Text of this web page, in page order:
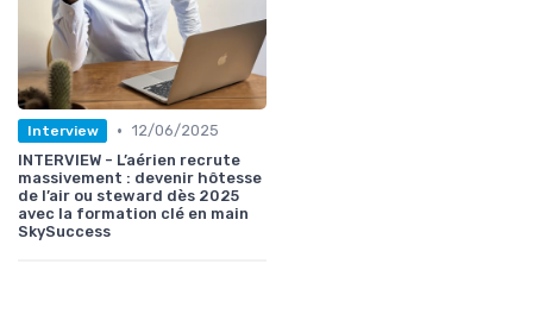
Interview • 12/06/2025
INTERVIEW - L’aérien recrute
massivement : devenir hôtesse
de l’air ou steward dès 2025
avec la formation clé en main
SkySuccess